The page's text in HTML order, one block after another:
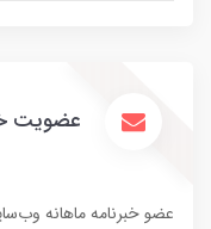
عضویت
عضو خبرنامه ماهانه